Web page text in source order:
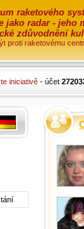
raketového
jako radar - jeho
zdůvodnění
proti raketovému
iniciativě - účet